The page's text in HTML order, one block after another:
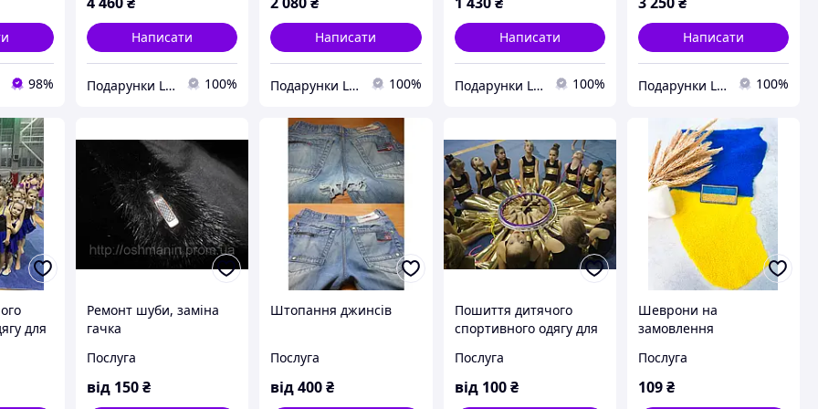
98%
Написати
Подарунки LUX классу 100%
Написати
Подарунки LUX классу 100%
Написати
Подарунки LUX классу 100%
Написати
Подарунки LUX классу 100%
для
Ремонт шуби, заміна
гачка
Послуга
від 150₴
Штопання джинсів
Послуга
від400₴
Пошиття дитячого
спортивного одягу для
повітряної і цирковий
гімнастики
Послуга
від 100 ₴
Шеврони на
замовлення
Послуга
109₴